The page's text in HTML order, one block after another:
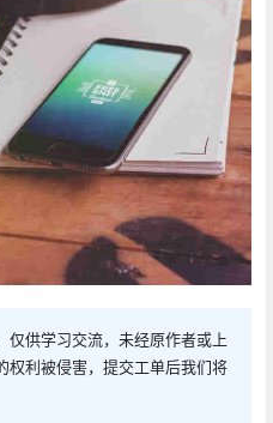
仅供学习交流，未经原作者或上
权利被侵害，提交工单后我们将